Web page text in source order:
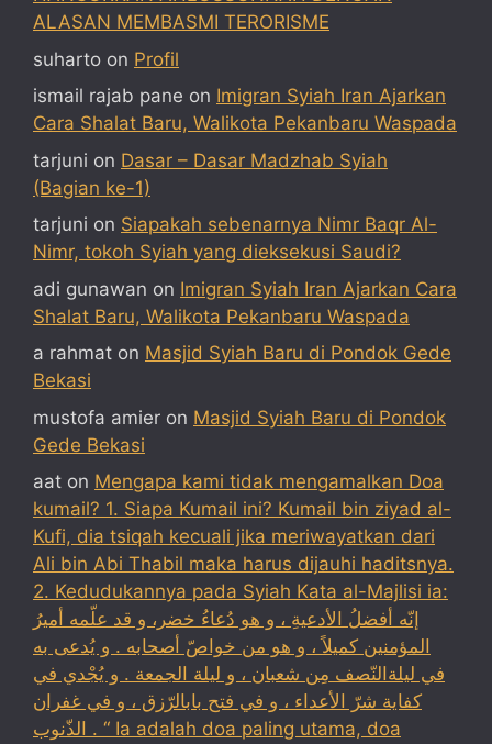
ALASAN MEMBASMI TERORISME
suharto on Profil
ismail rajab pane on Imigran Syiah Iran Ajarkan
Cara Shalat Baru, Walikota Pekanbaru Waspada
tarjuni on Dasar – Dasar Madzhab Syiah
(Bagian ke-1)
tarjuni on Siapakah sebenarnya Nimr Baqr Al-
Nimr, tokoh Syiah yang dieksekusi Saudi?
adi gunawan on Imigran Syiah Iran Ajarkan Cara
Shalat Baru, Walikota Pekanbaru Waspada
a rahmat on Masjid Syiah Baru di Pondok Gede
Bekasi
mustofa amier on Masjid Syiah Baru di Pondok
Gede Bekasi
aat on Mengapa kami tidak mengamalkan Doa
kumail? 1. Siapa Kumail ini? Kumail bin ziyad al-
Kufi, dia tsiqah kecuali jika meriwayatkan dari
Ali bin Abi Thabil maka harus dijauhi haditsnya.
2. Kedudukannya pada Syiah Kata al-Majlisi ia:
إنّه أفضلُ الأدعيةِ ، و هو دُعاءُ خضر، و قد علّمه أميرُ
المؤمنين كميلاً ، و هو من خواصّ أصحابه . و يُدعى به
في ليلةالنّصف مِن شعبان ، و ليلة الجمعة . و يُجْدي في
كفاية شرّ الأعداء ، و في فتح بابالرّزق ، و في غفران
الذّنوب . “ Ia adalah doa paling utama, doa